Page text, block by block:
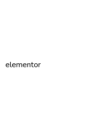
elementor